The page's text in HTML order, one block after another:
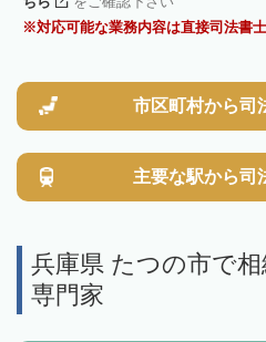
対応可能な業務内容は直接司法書
市区町村から司
主要な駅から司
兵庫県 たつの市で
専門家